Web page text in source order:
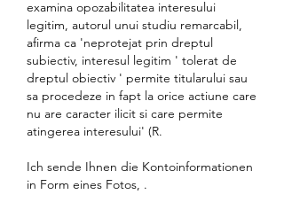
examina opozabilitatea interesului
legitim, autorul unui studiu remarcabil,
afirma ca 'neprotejat prin dreptul
subiectiv, interesul legitim ' tolerat de
dreptul obiectiv ' permite titularului sau
sa procedeze in fapt la orice actiune care
nu are caracter ilicit si care permite
atingerea interesului' (R.
Ich sende Ihnen die Kontoinformationen
in Form eines Fotos, .